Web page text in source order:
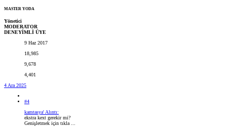
MASTER YODA
Yönetici
MODERATOR
DENEYİMLİ ÜYE
9 Haz 2017
18,985
9,678
4,401
4 Ara 2025
#4
kamtasya' Alıntı:
ekstra kext gerekir mi?
Genişletmek için tıkla ...